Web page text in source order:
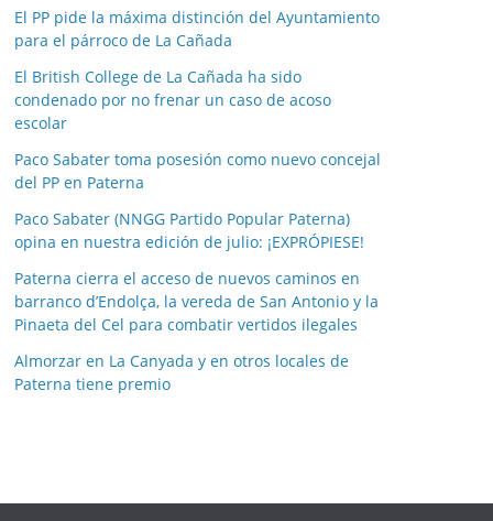
a
s
p
o
r
m
e
e
El PP pide la máxima distinción del Ayuntamiento
para el párroco de La Cañada
El British College de La Cañada ha sido
condenado por no frenar un caso de acoso
escolar
Paco Sabater toma posesión como nuevo concejal
del PP en Paterna
Paco Sabater (NNGG Partido Popular Paterna)
opina en nuestra edición de julio: ¡EXPRÓPIESE!
Paterna cierra el acceso de nuevos caminos en
barranco d’Endolça, la vereda de San Antonio y la
Pinaeta del Cel para combatir vertidos ilegales
Almorzar en La Canyada y en otros locales de
Paterna tiene premio